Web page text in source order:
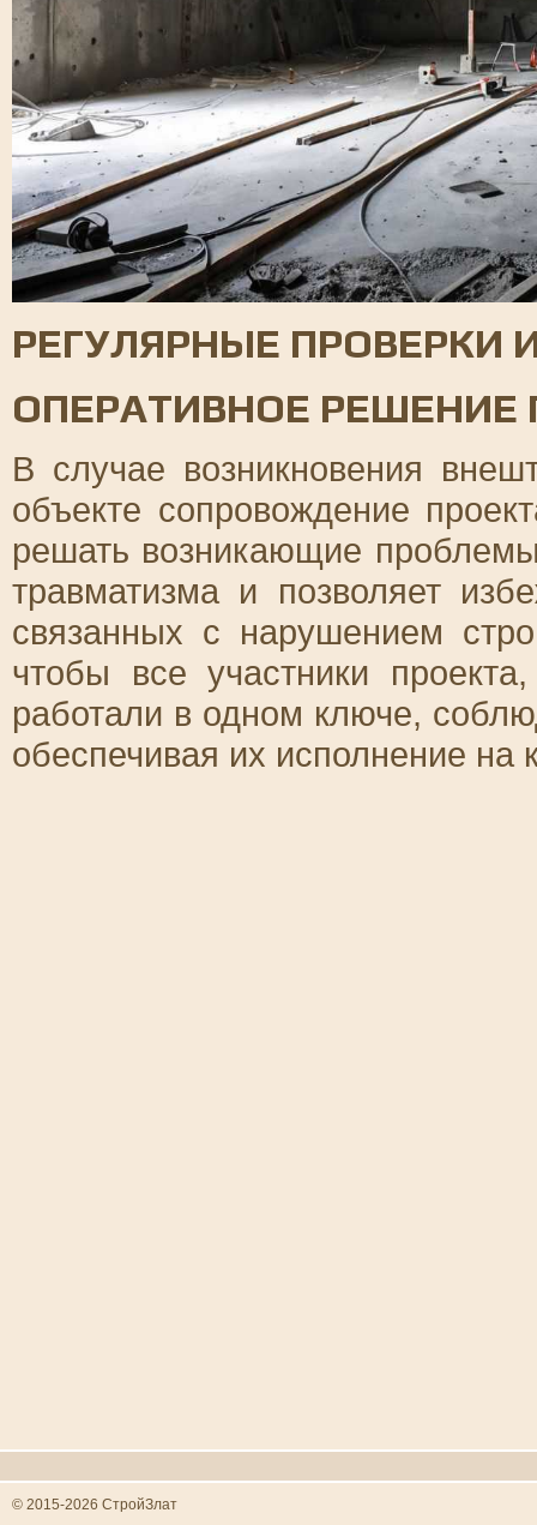
РЕГУЛЯРНЫЕ ПРОВЕРКИ
ОПЕРАТИВНОЕ РЕШЕНИЕ
В случае возникновения
объекте сопровождение
решать возникающие
травматизма и позволяет
связанных с нарушением
чтобы все участники
работали в одном ключе,
обеспечивая их исполнение на
© 2015-2026 СтройЗлат